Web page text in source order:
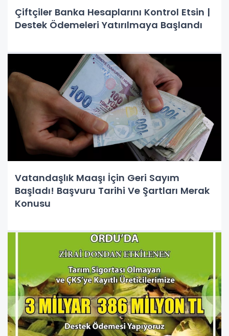
Çiftçiler Banka Hesaplarını Kontrol Etsin |
Destek Ödemeleri Yatırılmaya Başlandı
Vatandaşlık Maaşı İçin Geri Sayım
Başladı! Başvuru Tarihi Ve Şartları Merak
Konusu